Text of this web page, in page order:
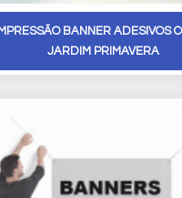
IMPRESSÃO BANNER ADESIVOS
JARDIM PRIMAVERA